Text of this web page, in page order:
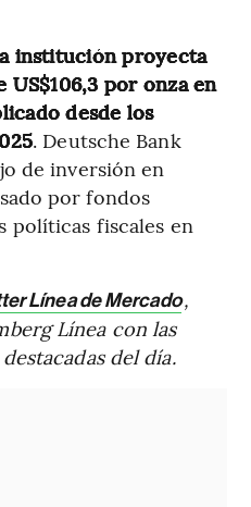
institución proyecta
por onza en
desde los
. Deutsche Bank
de inversión en
por fondos
políticas fiscales en
Línea de Mercado,
Línea con las
del día.